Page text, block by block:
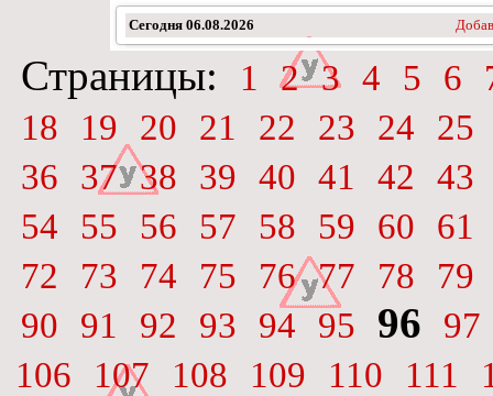
Сегодня 06.08.2026
Страницы: 1 2 3 4 5 6
18
19 20 21 22 23 24
25
36
37 38 39 40 41 42
43
54
55 56 57 58 59 60
61
72
73 74 75 76 77 78
79
90
91 92 93 94 95 96
97
106
107 108 109 110 111